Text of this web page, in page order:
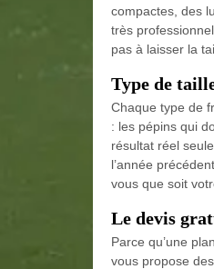
compactes, des
très
pas à laisser la
Type de
Chaque type de
: les pépins qui
résultat réel
l’année
vous que soit
Le devis
Parce qu’une
vous propose